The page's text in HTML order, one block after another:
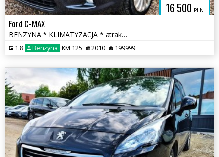
16 500 PLN
Ford C-MAX
BENZYNA * KLIMATYZACJA * atrakcyjny wygląd * SUPER * okazja * polecamy
1.8 Benzyna KM 125 2010 199999